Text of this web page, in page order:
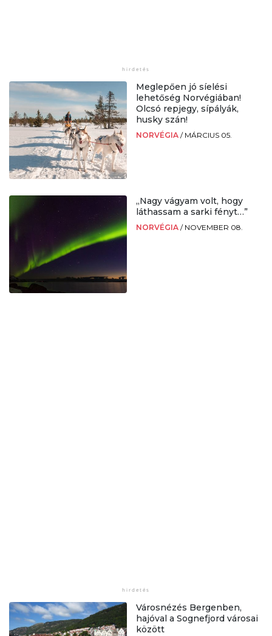
Meglepően jó síelési
lehetőség Norvégiában!
Olcsó repjegy, sípályák,
husky szán!
NORVÉGIA / MÁRCIUS 05.
„Nagy vágyam volt, hogy
láthassam a sarki fényt…”
NORVÉGIA / NOVEMBER 08.
Városnézés Bergenben,
hajóval a Sognefjord városai
között